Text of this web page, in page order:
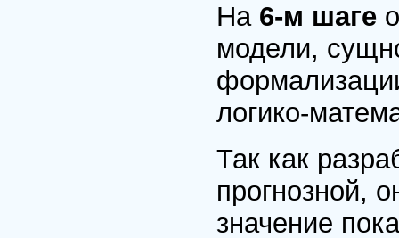
На 6-м шаге
модели,
логико-
Так как
прогнозной,
значение